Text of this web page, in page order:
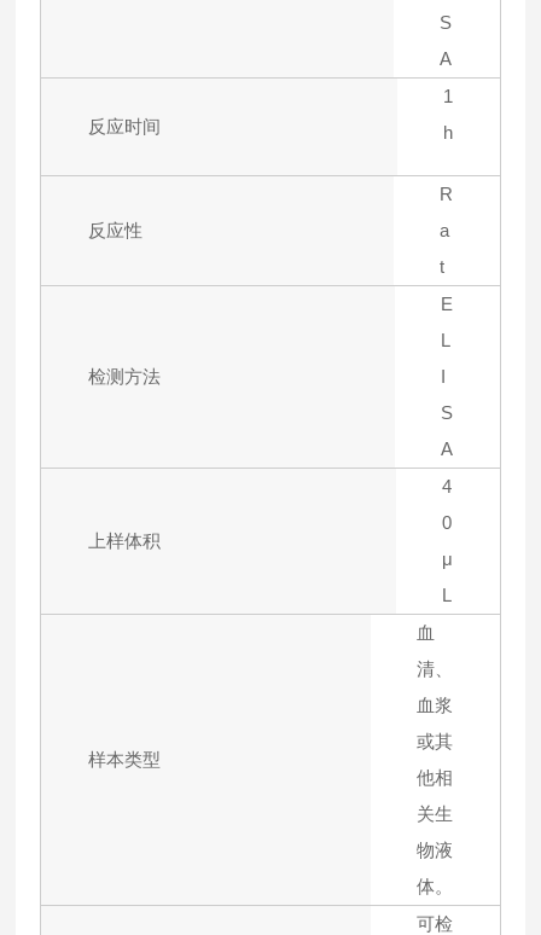
S
A
反应时间
1
h
反应性
R
a
t
检测方法
E
L
I
S
A
上样体积
4
0
μ
L
样本类型
血
清、
血浆
或其
他相
关生
物液
体。
可检